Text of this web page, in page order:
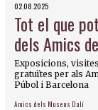
02.08.2025
Tot el que
dels Amics
Exposicions,
gratuïtes per als
Púbol i Barcelona
Amics dels Museus Dalí